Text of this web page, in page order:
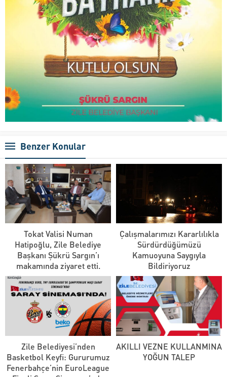
Benzer Konular
Tokat Valisi Numan
Hatipoğlu, Zile Belediye
Başkanı Şükrü Sargın’ı
makamında ziyaret etti.
Çalışmalarımızı Kararlılıkla
Sürdürdüğümüzü
Kamuoyuna Saygıyla
Bildiriyoruz
Zile Belediyesi’nden
Basketbol Keyfi: Gururumuz
Fenerbahçe’nin EuroLeague
AKILLI VEZNE KULLANMINA
YOĞUN TALEP